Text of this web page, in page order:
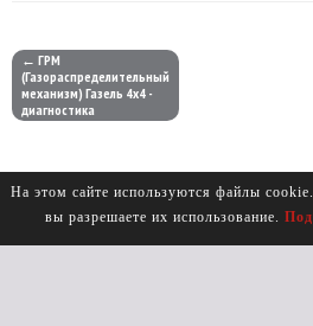
← ГРМ
(Газораспределительный
механизм) Газель 4х4 -
диагностика
На этом сайте используются файлы
вы разрешаете их использование.